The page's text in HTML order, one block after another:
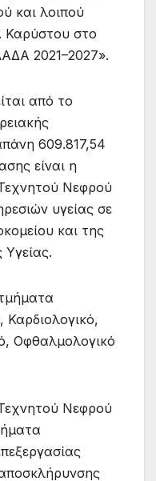
και λοιπού
Καρύστου στο
2021–2027».
από το
609.817,54
είναι η
Νεφρού
υγείας σε
και της
Καρδιολογικό,
Οφθαλμολογικό
Νεφρού